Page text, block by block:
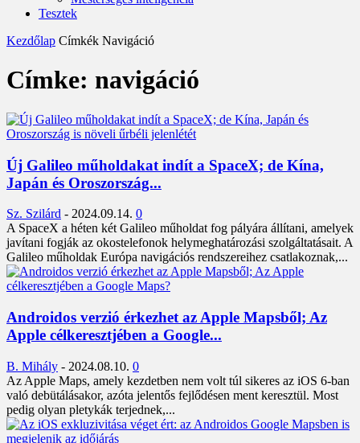
Tesztek
Kezdőlap Címkék Navigáció
Címke: navigáció
Új Galileo műholdakat indít a SpaceX; de Kína,
Japán és Oroszország...
Sz. Szilárd - 2024.09.14. 0
A SpaceX a héten két Galileo műholdat fog pályára állítani, amelyek
javítani fogják az okostelefonok helymeghatározási szolgáltatásait. A
Galileo műholdak Európa navigációs rendszereihez csatlakoznak,...
Androidos verzió érkezhet az Apple Mapsből; Az
Apple célkeresztjében a Google...
B. Mihály - 2024.08.10. 0
Az Apple Maps, amely kezdetben nem volt túl sikeres az iOS 6-ban
való debütálásakor, azóta jelentős fejlődésen ment keresztül. Most
pedig olyan pletykák terjednek,...